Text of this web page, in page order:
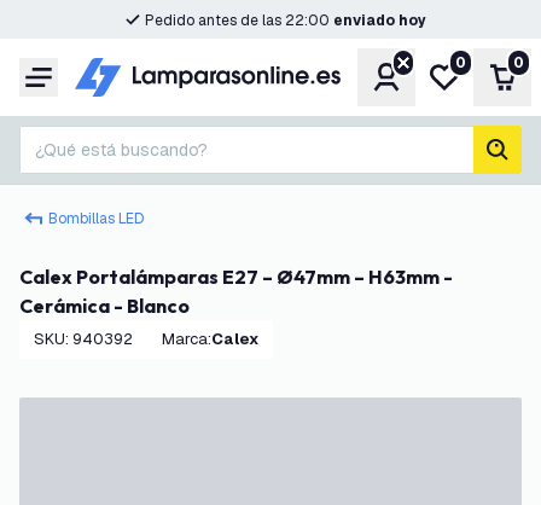
Pedido antes de las 22:00 enviado hoy
Menú CuentaMi lista de
0 0
¿Qué está buscando?
Bombillas LED
Calex Portalámparas E27 – Ø47mm – H63mm -
Cerámica - Blanco
SKU: 940392 Marca: Calex